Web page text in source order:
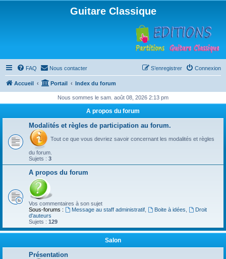
Guitare Classique
FAQ Nous contacter Connexion
S’enregistrer
Accueil Portail Index du forum
Nous sommes le sam. août 08, 2026 2:13 pm
A propos du forum
Modalités et règles de participation au forum.
Tout ce que vous devriez savoir concernant les modalités et règles
du forum.
Sujets : 3
A propos du forum
Vos commentaires à son sujet
Sous-forums :
Message au staff administratif, Boite à idées
Droit
d'auteurs
Sujets : 129
Salon
Présentation